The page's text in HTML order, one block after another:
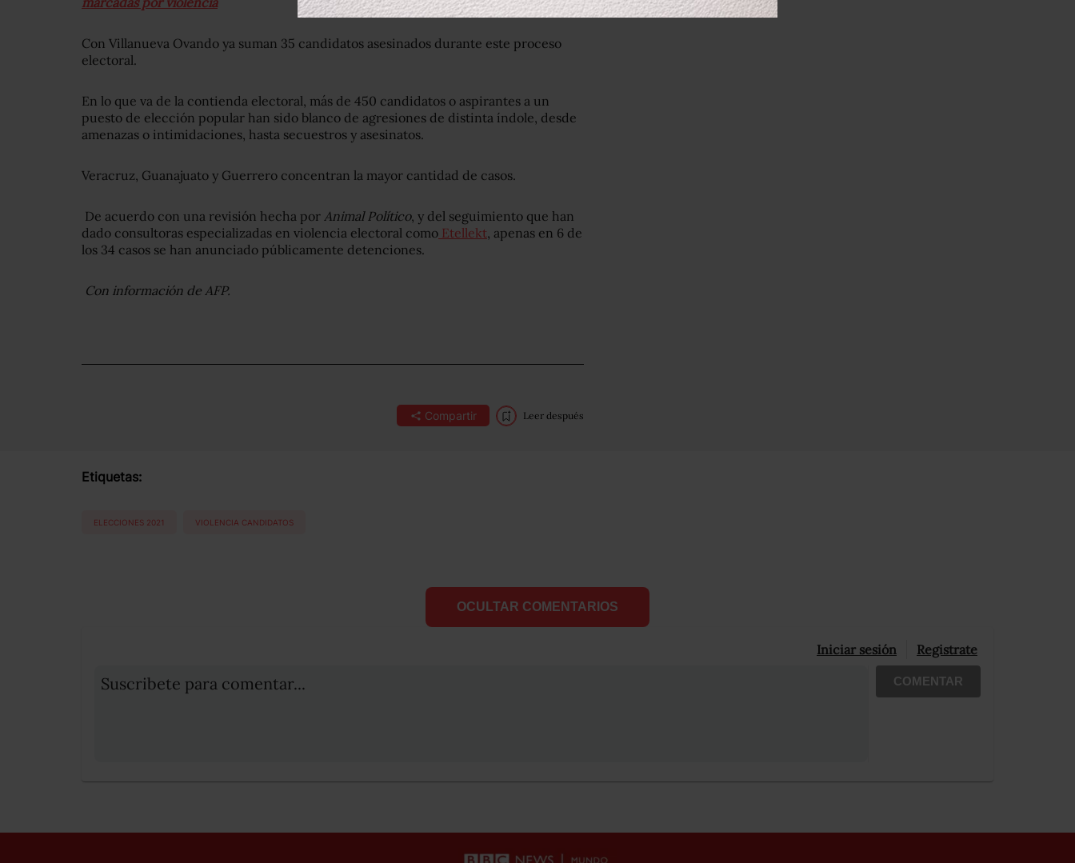
Con Villanueva Ovando ya suman 35 candidatos asesinados durante este proceso
electoral.
En lo que va de la contienda electoral, más de 450 candidatos o aspirantes a un
puesto de elección popular han sido blanco de agresiones de distinta índole, desde
amenazas o intimidaciones, hasta secuestros y asesinatos.
Veracruz, Guanajuato y Guerrero concentran la mayor cantidad de casos.
De acuerdo con una revisión hecha por Animal Político, y del seguimiento que han
dado consultoras especializadas en violencia electoral como Etellekt, apenas en 6 de
los 34 casos se han anunciado públicamente detenciones.
Con información de AFP.
Compartir Leer después
Etiquetas:
ELECCIONES 2021 VIOLENCIA CANDIDATOS
OCULTAR COMENTARIOS
Iniciar sesión Registrate
Suscribete para comentar... COMENTAR